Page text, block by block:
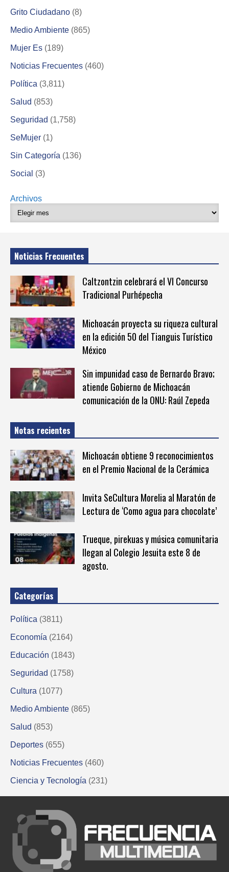
Grito Ciudadano (8)
Medio Ambiente (865)
Mujer Es (189)
Noticias Frecuentes (460)
Política (3,811)
Salud (853)
Seguridad (1,758)
SeMujer (1)
Sin Categoría (136)
Social (3)
Archivos
Noticias Frecuentes
Caltzontzin celebrará el VI Concurso
Tradicional Purhépecha
Michoacán proyecta su riqueza cultural
en la edición 50 del Tianguis Turístico
México
Sin impunidad caso de Bernardo Bravo;
atiende Gobierno de Michoacán
comunicación de la ONU: Raúl Zepeda
Notas recientes
Michoacán obtiene 9 reconocimientos
en el Premio Nacional de la Cerámica
Invita SeCultura Morelia al Maratón de
Lectura de ‘Como agua para chocolate’
Trueque, pirekuas y música comunitaria
llegan al Colegio Jesuita este 8 de
agosto.
Categorías
Política (3811)
Economía (2164)
Educación (1843)
Seguridad (1758)
Cultura (1077)
Medio Ambiente (865)
Salud (853)
Deportes (655)
Noticias Frecuentes (460)
Ciencia y Tecnología (231)